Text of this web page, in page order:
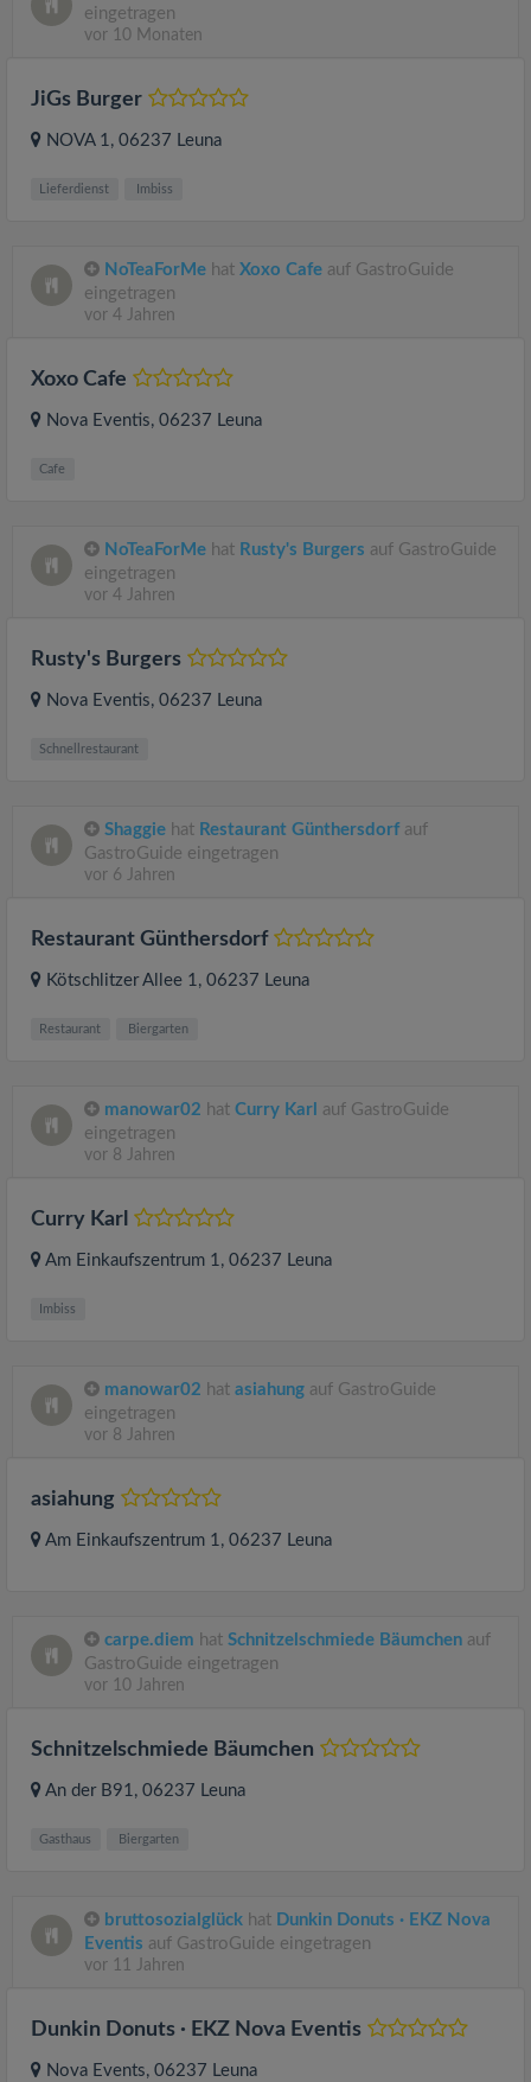
eingetragen
vor 10 Monaten
JiGs Burger
NOVA 1, 06237 Leuna
Lieferdienst Imbiss
NoTeaForMe hat Xoxo Cafe auf GastroGuide
eingetragen
vor 4 Jahren
Xoxo Cafe
Nova Eventis, 06237 Leuna
Cafe
NoTeaForMe hat Rusty's Burgers auf GastroGuide
eingetragen
vor 4 Jahren
Rusty's Burgers
Nova Eventis, 06237 Leuna
Schnellrestaurant
Shaggie hat Restaurant Günthersdorf auf
GastroGuide eingetragen
vor 6 Jahren
Restaurant Günthersdorf
Kötschlitzer Allee 1, 06237 Leuna
Restaurant Biergarten
manowar02 hat Curry Karl auf GastroGuide
eingetragen
vor 8 Jahren
Curry Karl
Am Einkaufszentrum 1, 06237 Leuna
Imbiss
manowar02 hat asiahung auf GastroGuide
eingetragen
vor 8 Jahren
asiahung
Am Einkaufszentrum 1, 06237 Leuna
carpe.diem hat Schnitzelschmiede Bäumchen auf
GastroGuide eingetragen
vor 10 Jahren
Schnitzelschmiede Bäumchen
An der B91, 06237 Leuna
Gasthaus Biergarten
bruttosozialglück hat Dunkin Donuts · EKZ Nova
Eventis auf GastroGuide eingetragen
vor 11 Jahren
Dunkin Donuts · EKZ Nova Eventis
Nova Events, 06237 Leuna